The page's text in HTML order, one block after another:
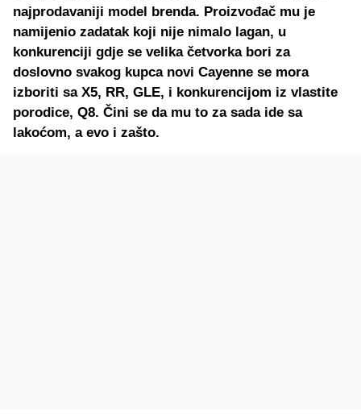
najprodavaniji model brenda. Proizvođač mu je
namijenio zadatak koji nije nimalo lagan, u
konkurenciji gdje se velika četvorka bori za
doslovno svakog kupca novi Cayenne se mora
izboriti sa X5, RR, GLE, i konkurencijom iz vlastite
porodice, Q8. Čini se da mu to za sada ide sa
lakoćom, a evo i zašto.